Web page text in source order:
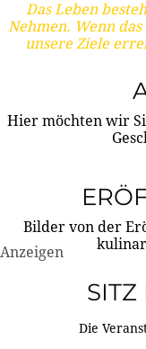
Das Leben
Nehmen. Wenn
unsere Ziele
Hier möchten wir
Bilder von der
Anzeigen
Die